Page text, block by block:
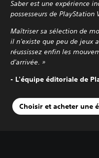
Saber est une expérience
possesseurs de PlayStation
Maîtriser sa sélection de
il n'existe que peu de jeux
réussissez enfin les
d'arrivée. »
- L'équipe éditoriale de
Choisir et acheter une